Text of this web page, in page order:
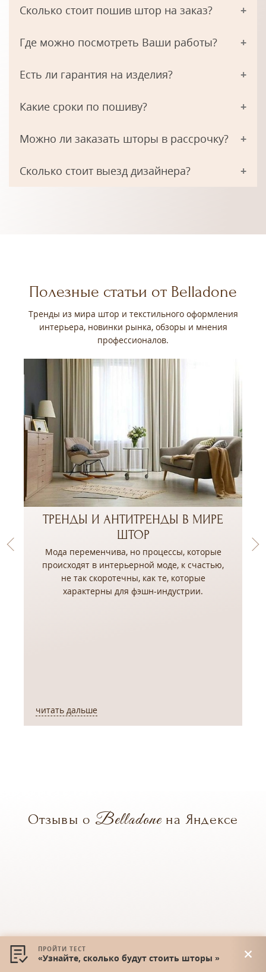
Сколько стоит пошив штор на заказ?
Где можно посмотреть Ваши работы?
Есть ли гарантия на изделия?
Какие сроки по пошиву?
Можно ли заказать шторы в рассрочку?
Сколько стоит выезд дизайнера?
Полезные статьи от Belladone
Тренды из мира штор и текстильного оформления
интерьера, новинки рынка, обзоры и мнения
профессионалов.
ТРЕНДЫ И АНТИТРЕНДЫ В МИРЕ
ШТОР
Мода переменчива, но процессы, которые
происходят в интерьерной моде, к счастью,
не так скоротечны, как те, которые
характерны для фэшн-индустрии.
читать дальше
Отзывы о Belladoneна Яндексе
ПРОЙТИ ТЕСТ
«Узнайте, сколько будут стоить шторы »